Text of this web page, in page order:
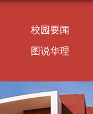
校园要闻
图说华理